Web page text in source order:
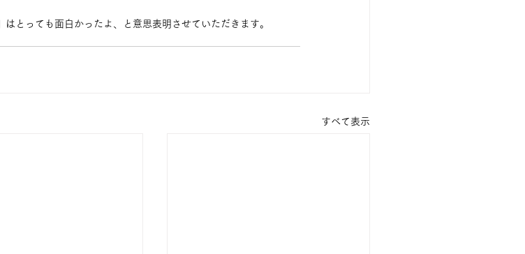
』はとっても面白かったよ、と意思表明させていただきます。
すべて表示